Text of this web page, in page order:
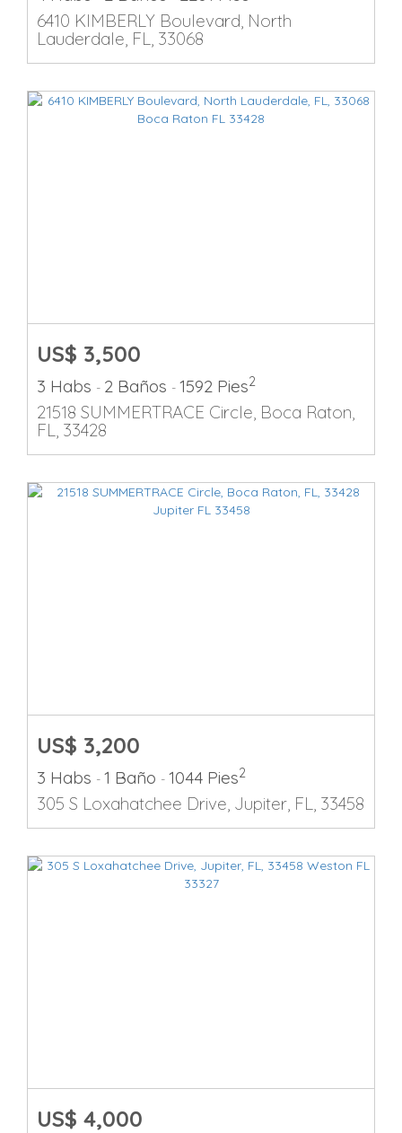
6410 KIMBERLY Boulevard, North
Lauderdale, FL, 33068
US$ 3,500
3 Habs - 2 Baños - 1592 Pies2
21518 SUMMERTRACE Circle, Boca Raton,
FL, 33428
US$ 3,200
3 Habs - 1 Baño - 1044 Pies2
305 S Loxahatchee Drive, Jupiter, FL, 33458
US$ 4,000